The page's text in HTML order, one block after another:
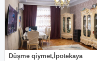
Düşmə qiymət,İpotekaya